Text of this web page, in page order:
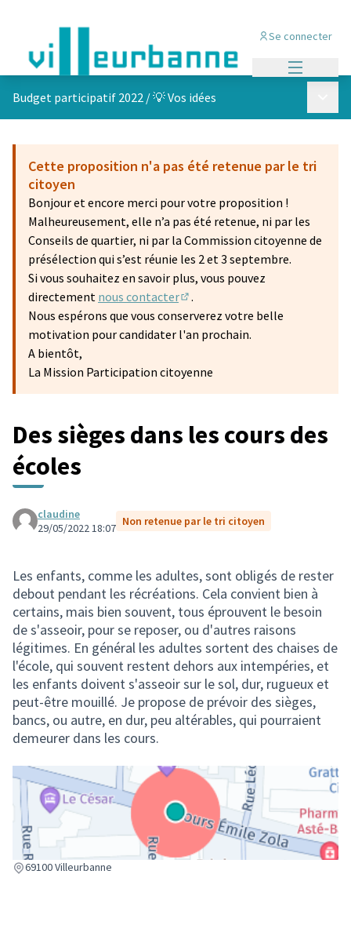
Se connecter
Budget participatif 2022 /💡 Vos idées
Cette proposition n'a pas été retenue par le tri
citoyen
Bonjour et encore merci pour votre proposition !
Malheureusement, elle n’a pas été retenue, ni par les
Conseils de quartier, ni par la Commission citoyenne de
présélection qui s’est réunie les 2 et 3 septembre.
Si vous souhaitez en savoir plus, vous pouvez
directement nous contacter
(S'ouvre dans un nouvel onglet)
.
Nous espérons que vous conserverez votre belle
motivation pour candidater l'an prochain.
A bientôt,
La Mission Participation citoyenne
Des sièges dans les cours des
écoles
claudine
29/05/2022 18:07 Non retenue par le tri citoyen
Les enfants, comme les adultes, sont obligés de rester
debout pendant les récréations. Cela convient bien à
certains, mais bien souvent, tous éprouvent le besoin
de s'asseoir, pour se reposer, ou d'autres raisons
légitimes. En général les adultes sortent des chaises de
l'école, qui souvent restent dehors aux intempéries, et
les enfants doivent s'asseoir sur le sol, dur, rugueux et
peut-être mouillé. Je propose de prévoir des sièges,
bancs, ou autre, en dur, peu altérables, qui pourraient
demeurer dans les cours.
69100 Villeurbanne
(Lien externe)